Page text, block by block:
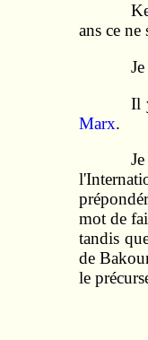
ans ce
Il
Marx.
mot de
tandis
de
le